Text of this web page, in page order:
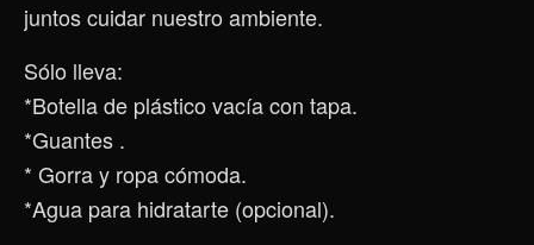
juntos cuidar nuestro ambiente.
Sólo lleva:
*Botella de plástico vacía con tapa.
*Guantes .
* Gorra y ropa cómoda.
*Agua para hidratarte (opcional).